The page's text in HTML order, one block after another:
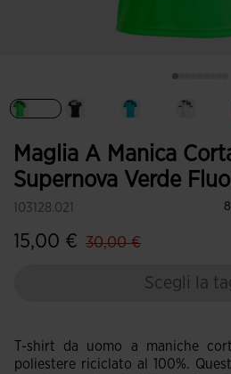
Maglia A Manica
Supernova Verde
103128.021
15,00 € 30,00 €
Scegli la
T-shirt da uomo a maniche
poliestere riciclato al 100%.